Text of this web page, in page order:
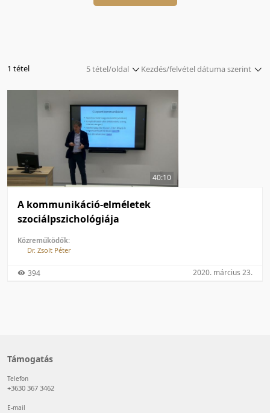
Kezdés/felvétel dátuma szerint
Relevancia szerint
Kezdés/felvétel dátuma szerint
Feltöltés dátuma szerint
Feltöltés dátuma szerint
Utolsó módosítás szerint
Utolsó módosítás szerint
1 tétel
5 tétel/oldal
5 tétel/oldal
10 tétel/oldal
20 tétel/oldal
50 tétel/oldal
100 tétel/oldal
40:10
A kommunikáció-elméletek
szociálpszichológiája
Közreműködők:
Dr. Zsolt Péter
394 2020. március 23.
Támogatás
Telefon
+3630 367 3462
E-mail